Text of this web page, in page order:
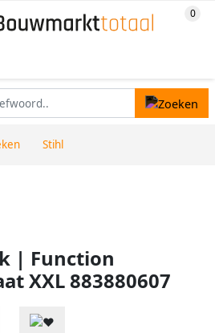
Stihl
| Function
XXL 883880607